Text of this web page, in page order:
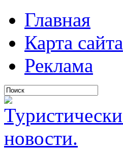
Главная
Карта сайта
Реклама